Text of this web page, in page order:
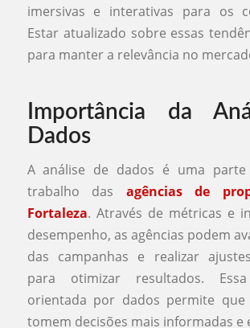
imersivas e interativas para os
Estar atualizado sobre essas
para manter a relevância no
Importância da
Dados
A análise de dados é uma parte
trabalho das agências de
Fortaleza. Através de métricas e
desempenho, as agências podem
das campanhas e realizar
para otimizar resultados.
orientada por dados permite que
tomem decisões mais informadas e